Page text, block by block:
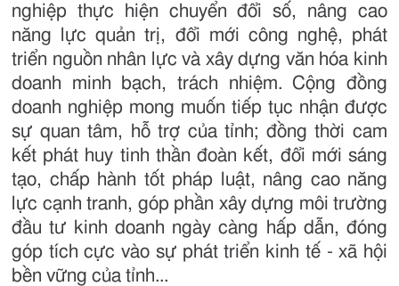
nghiệp thực hiện chuyển đổi số, nâng cao
năng lực quản trị, đổi mới công nghệ, phát
triển nguồn nhân lực và xây dựng văn hóa kinh
doanh minh bạch, trách nhiệm. Cộng đồng
doanh nghiệp mong muốn tiếp tục nhận được
sự quan tâm, hỗ trợ của tỉnh; đồng thời cam
kết phát huy tinh thần đoàn kết, đổi mới sáng
tạo, chấp hành tốt pháp luật, nâng cao năng
lực cạnh tranh, góp phần xây dựng môi trường
đầu tư kinh doanh ngày càng hấp dẫn, đóng
góp tích cực vào sự phát triển kinh tế - xã hội
bền vững của tỉnh...